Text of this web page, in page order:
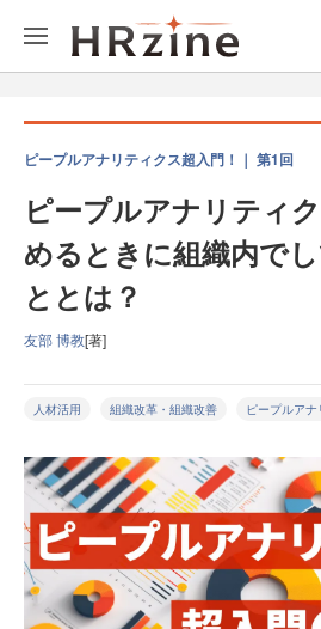
ピープルアナリティクス超入門！｜ 第1回
ピープルアナリティ
めるときに組織内で
ととは？
友部 博教[著]
人材活用 組織改革・組織改善 ピープルアナ